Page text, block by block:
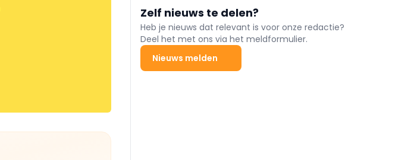
Zelf nieuws te delen?
Heb je nieuws dat relevant is voor onze redactie?
Deel het met ons via het meldformulier.
Nieuws melden